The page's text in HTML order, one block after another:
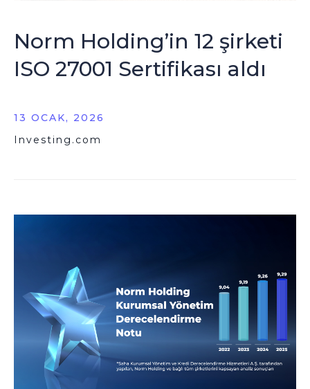
Norm Holding’in 12 şirketi
ISO 27001 Sertifikası aldı
13 OCAK, 2026
Investing.com